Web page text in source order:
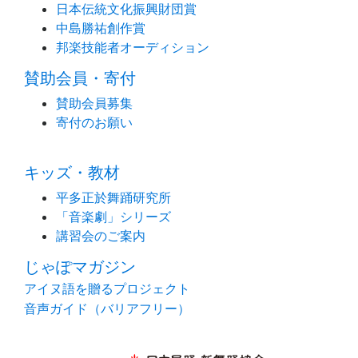
日本伝統文化振興財団賞
中島勝祐創作賞
邦楽技能者オーディション
賛助会員・寄付
賛助会員募集
寄付のお願い
キッズ・教材
平多正於舞踊研究所
「音楽劇」シリーズ
講習会のご案内
じゃぽマガジン
アイヌ語を贈るプロジェクト
音声ガイド（バリアフリー）